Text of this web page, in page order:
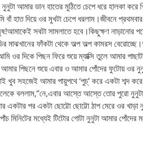
আমার ডান হাতের মুঠিতে চেপে ধরে হালকা
হাত দিয়ে ওর মুখটা চেপে ধরলাম।জীবনে
সবটা সামলাতে হবে।কিছুক্ষণ নাড়ানোর
মাঝখানের ফাঁকটা থেকে অল্প অল্প কামরস
ওর দিকে পিছন ফিরে শুয়ে ম্যাক্সি তুলে আমার
পিছনে শুয়ে এবার ও আমার পোঁদের ফুটোয় ওর নুনুর
খুব সহজেই আমার পায়ুপথে ‘পুচ্’ করে একটা শব্দ
বললাম,”নে,এবার আস্তে আস্তে তোর পুরো
একটার পর একটা ছোট্টো ছোট্টো ঠাপ মেরে ওর
মিনিটের মধ্যেই টিটোর গোটা নুনুটা আমার